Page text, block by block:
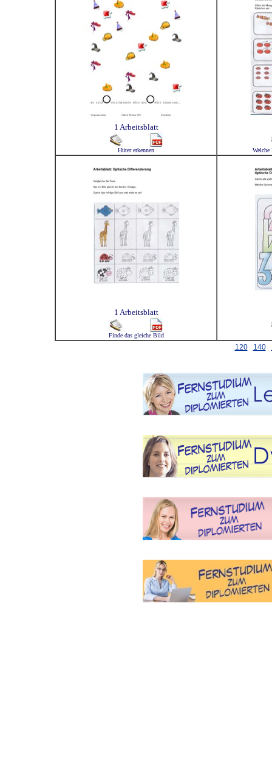
1 Arbeitsblatt
Hüter erkennen Welche
1 Arbeitsblatt
Finde das gleiche Bild
120 140